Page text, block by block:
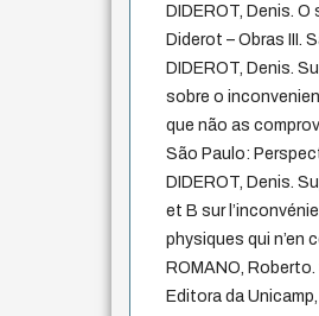
DIDEROT, Denis. O
Diderot – Obras III.
DIDEROT, Denis.
sobre o
que não as
São Paulo:
DIDEROT, Denis.
et B sur
physiques qui n’en
ROMANO,
Editora da Unicamp,